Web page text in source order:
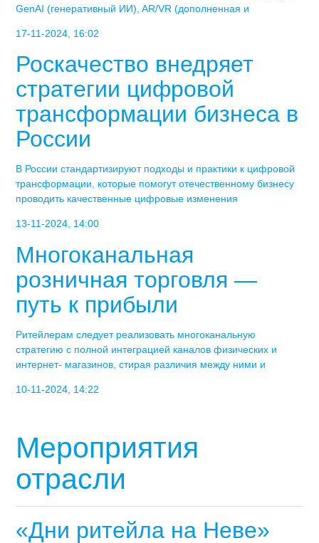
GenAI (генеративный ИИ), AR/VR (дополненная и
17-11-2024, 16:02
Роскачество внедряет
стратегии цифровой
трансформации бизнеса в
России
В России стандартизируют подходы и практики к цифровой
трансформации, которые помогут отечественному бизнесу
проводить качественные цифровые изменения
13-11-2024, 14:00
Многоканальная
розничная торговля —
путь к прибыли
Ритейлерам следует реализовать многоканальную
стратегию с полной интеграцией каналов физических и
интернет- магазинов, стирая различия между ними и
10-11-2024, 14:22
Мероприятия
отрасли
«Дни ритейла на Неве»